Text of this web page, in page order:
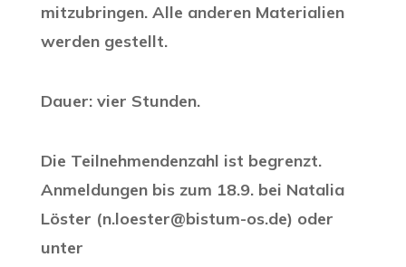
mitzubringen. Alle anderen Materialien
werden gestellt.
Dauer: vier Stunden.
Die Teilnehmendenzahl ist begrenzt.
Anmeldungen bis zum 18.9. bei Natalia
Löster (n.loester@bistum-os.de) oder
unter